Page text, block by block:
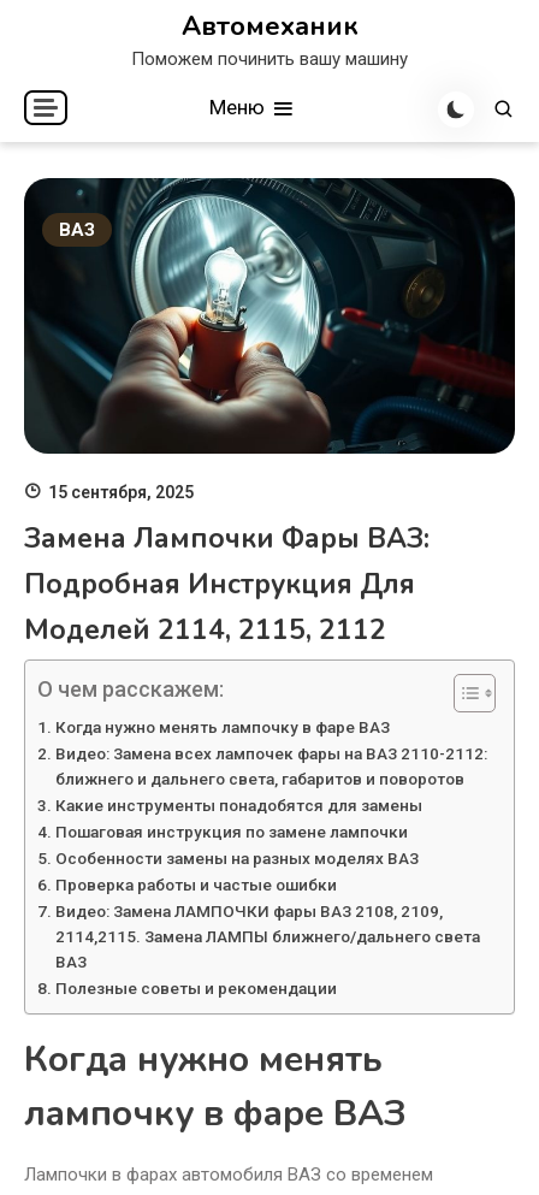
Автомеханик
Поможем починить вашу машину
Меню
ВАЗ
15 сентября, 2025
Замена Лампочки Фары ВАЗ:
Подробная Инструкция Для
Моделей 2114, 2115, 2112
О чем расскажем:
Когда нужно менять лампочку в фаре ВАЗ
Видео: Замена всех лампочек фары на ВАЗ 2110-2112:
ближнего и дальнего света, габаритов и поворотов
Какие инструменты понадобятся для замены
Пошаговая инструкция по замене лампочки
Особенности замены на разных моделях ВАЗ
Проверка работы и частые ошибки
Видео: Замена ЛАМПОЧКИ фары ВАЗ 2108, 2109,
2114,2115. Замена ЛАМПЫ ближнего/дальнего света
ВАЗ
Полезные советы и рекомендации
Когда нужно менять
лампочку в фаре ВАЗ
Лампочки в фарах автомобиля ВАЗ со временем